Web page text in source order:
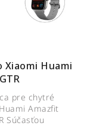
Xiaomi Huami
pre chytré
Amazfit
Súčasťou